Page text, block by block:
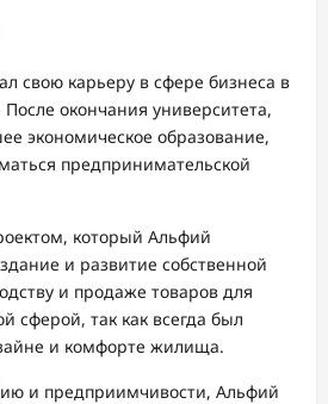
свою карьеру в сфере бизнеса в
После окончания университета,
экономическое образование,
предпринимательской
который Альфий
и развитие собственной
и продаже товаров для
сферой, так как всегда был
и комфорте жилища.
и предприимчивости, Альфий